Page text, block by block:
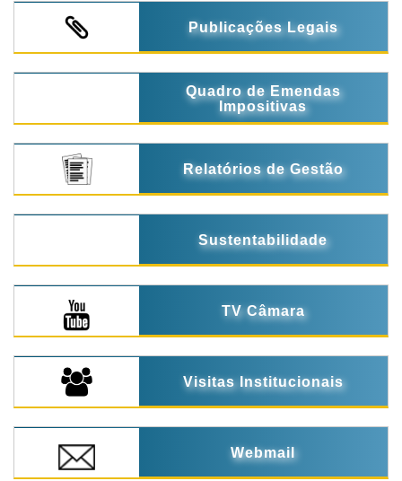
Publicações Legais
Quadro de Emendas
Impositivas
Relatórios de Gestão
Sustentabilidade
TV Câmara
Visitas Institucionais
Webmail